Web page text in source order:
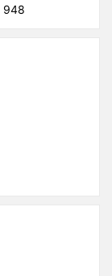
948